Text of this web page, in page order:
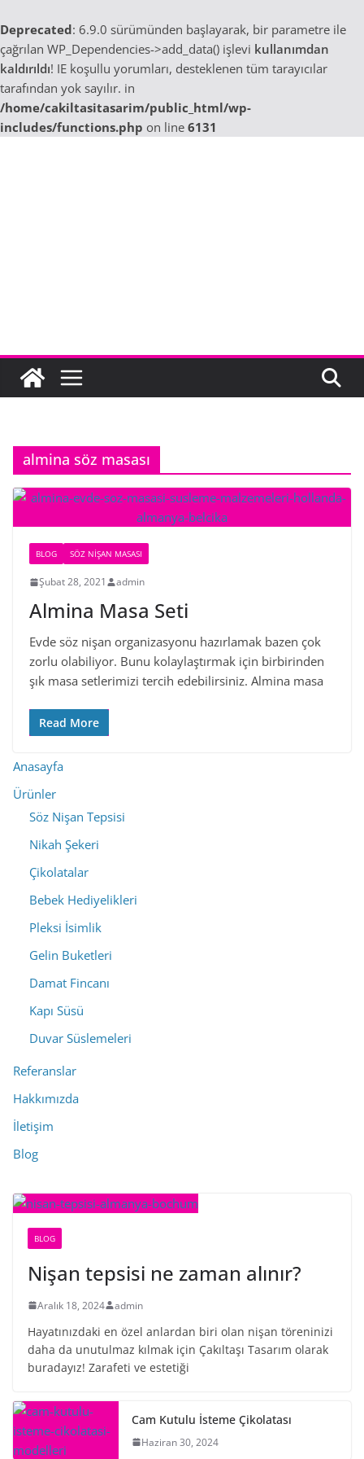
Deprecated: 6.9.0 sürümünden başlayarak, bir parametre ile
çağrılan WP_Dependencies->add_data() işlevi kullanımdan
kaldırıldı! IE koşullu yorumları, desteklenen tüm tarayıcılar
tarafından yok sayılır. in
/home/cakiltasitasarim/public_html/wp-
includes/functions.php on line 6131
almina söz masası
BLOG SÖZ NIŞAN MASASI
Şubat 28, 2021 admin
Almina Masa Seti
Evde söz nişan organizasyonu hazırlamak bazen çok
zorlu olabiliyor. Bunu kolaylaştırmak için birbirinden
şık masa setlerimizi tercih edebilirsiniz. Almina masa
Read More
Anasayfa
Ürünler
Söz Nişan Tepsisi
Nikah Şekeri
Çikolatalar
Bebek Hediyelikleri
Pleksi İsimlik
Gelin Buketleri
Damat Fincanı
Kapı Süsü
Duvar Süslemeleri
Referanslar
Hakkımızda
İletişim
Blog
BLOG
Nişan tepsisi ne zaman alınır?
Aralık 18, 2024 admin
Hayatınızdaki en özel anlardan biri olan nişan töreninizi
daha da unutulmaz kılmak için Çakıltaşı Tasarım olarak
buradayız! Zarafeti ve estetiği
Cam Kutulu İsteme Çikolatası
Haziran 30, 2024